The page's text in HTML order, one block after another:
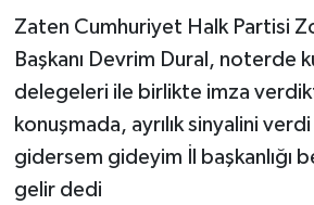
Zaten Cumhuriyet Halk Partisi
Başkanı Devrim Dural, noterde
delegeleri ile birlikte imza
konuşmada, ayrılık sinyalini
gidersem gideyim İl başkanlığı
gelir dedi